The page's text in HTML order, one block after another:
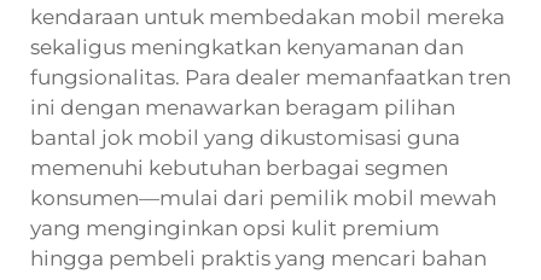
kendaraan untuk membedakan mobil mereka
sekaligus meningkatkan kenyamanan dan
fungsionalitas. Para dealer memanfaatkan tren
ini dengan menawarkan beragam pilihan
bantal jok mobil yang dikustomisasi guna
memenuhi kebutuhan berbagai segmen
konsumen—mulai dari pemilik mobil mewah
yang menginginkan opsi kulit premium
hingga pembeli praktis yang mencari bahan